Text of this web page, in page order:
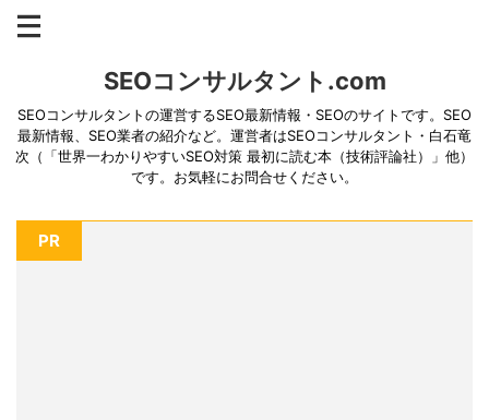
SEOコンサルタント.com
SEOコンサルタントの運営するSEO最新情報・SEOのサイトです。SEO
最新情報、SEO業者の紹介など。運営者はSEOコンサルタント・白石竜
次（「世界一わかりやすいSEO対策 最初に読む本（技術評論社）」他）
です。お気軽にお問合せください。
PR